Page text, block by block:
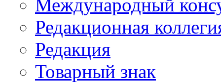
Международный
Редакционная
Редакция
Товарный знак